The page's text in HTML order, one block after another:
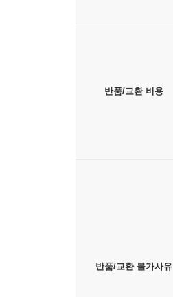
반품/교환 비용
반품/교환 불가사유